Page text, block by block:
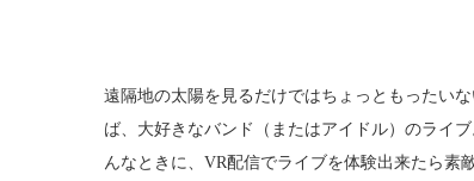
遠隔地の太陽を見るだけではちょっともったい
ば、大好きなバンド（またはアイドル）のライ
んなときに、VR配信でライブを体験出来たら素